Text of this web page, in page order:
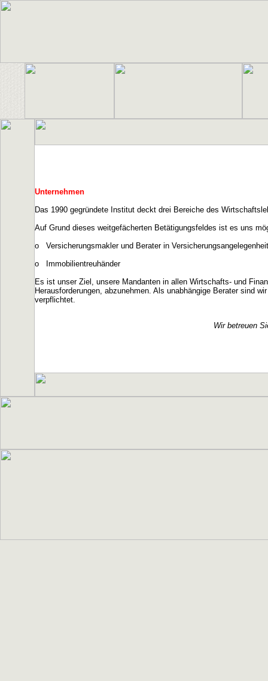
Unternehmen
Das 1990 gegründete Institut deckt drei Bereiche des
Auf Grund dieses weitgefächerten Betätigungsfeldes ist es uns
o Versicherungsmakler und Berater in
o Immobilientreuhänder
Es ist unser Ziel, unsere Mandanten in allen Wirtschafts- und
Herausforderungen, abzunehmen. Als unabhängige Berater sind
verpflichtet.
Wir betreuen